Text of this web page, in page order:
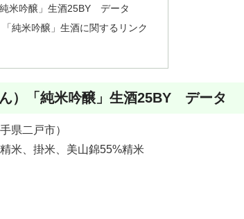
米吟醸」生酒25BY データ
純米吟醸」生酒に関するリンク
）「純米吟醸」生酒25BY データ
県二戸市）
米、掛米、美山錦55%精米